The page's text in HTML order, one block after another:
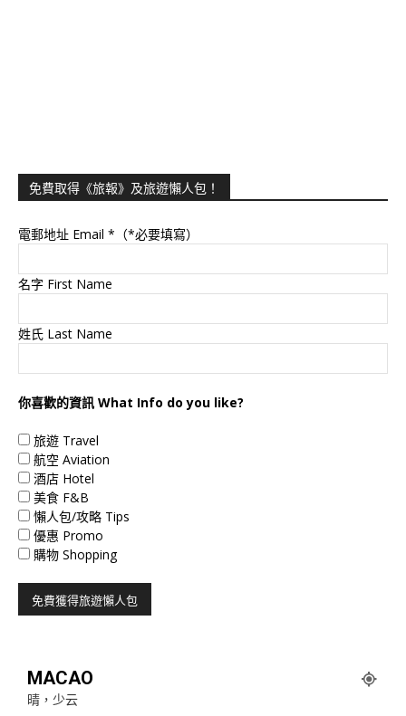
免費取得《旅報》及旅遊懶人包！
電郵地址 Email *（*必要填寫）
名字 First Name
姓氏 Last Name
你喜歡的資訊 What Info do you like?
旅遊 Travel
航空 Aviation
酒店 Hotel
美食 F&B
懶人包/攻略 Tips
優惠 Promo
購物 Shopping
MACAO
晴，少云